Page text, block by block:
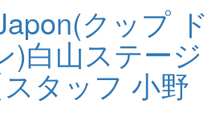
クップ ド
)白山ステージ
タッフ 小野